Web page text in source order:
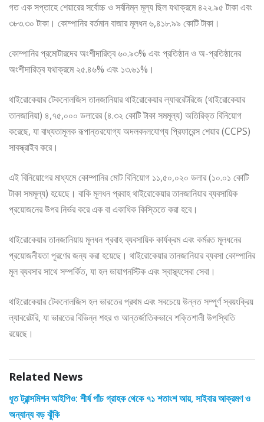
গত এক সপ্তাহে শেয়ারের সর্বোচ্চ ও সর্বনিম্ন মূল্য ছিল যথাক্রমে ৪২২.৯৫ টাকা এবং
৩৮৩.৩০ টাকা। কোম্পানির বর্তমান বাজার মূলধন ৬,৪১৮.৯৯ কোটি টাকা।
কোম্পানির প্রমোটারদের অংশীদারিত্ব ৬০.৯৩% এবং প্রতিষ্ঠান ও অ-প্রতিষ্ঠানের
অংশীদারিত্ব যথাক্রমে ২৫.৪৬% এবং ১৩.৬১%।
থাইরোকেয়ার টেকনোলজিস তানজানিয়ার থাইরোকেয়ার ল্যাবরেটরিজে (থাইরোকেয়ার
তানজানিয়া) ৪,৭৫,০০০ ডলারের (৪.৩২ কোটি টাকা সমমূল্য) অতিরিক্ত বিনিয়োগ
করেছে, যা বাধ্যতামূলক রূপান্তরযোগ্য অদলবদলযোগ্য প্রিফারেন্স শেয়ার (CCPS)
সাবস্ক্রাইব করে।
এই বিনিয়োগের মাধ্যমে কোম্পানির মোট বিনিয়োগ ১১,৫০,০২০ ডলার (১০.০১ কোটি
টাকা সমমূল্য) হয়েছে। বাকি মূলধন প্রবাহ থাইরোকেয়ার তানজানিয়ার ব্যবসায়িক
প্রয়োজনের উপর নির্ভর করে এক বা একাধিক কিস্তিতে করা হবে।
থাইরোকেয়ার তানজানিয়ায় মূলধন প্রবাহ ব্যবসায়িক কার্যক্রম এবং কর্মরত মূলধনের
প্রয়োজনীয়তা পূরণের জন্য করা হয়েছে। থাইরোকেয়ার তানজানিয়ার ব্যবসা কোম্পানির
মূল ব্যবসার সাথে সম্পর্কিত, যা হল ডায়াগনস্টিক এবং স্বাস্থ্যসেবা সেবা।
থাইরোকেয়ার টেকনোলজিস হল ভারতের প্রথম এবং সবচেয়ে উন্নত সম্পূর্ণ স্বয়ংক্রিয়
ল্যাবরেটরি, যা ভারতের বিভিন্ন শহর ও আন্তর্জাতিকভাবে শক্তিশালী উপস্থিতি
রয়েছে।
Related News
ধূত ট্রান্সমিশন আইপিও: শীর্ষ পাঁচ গ্রাহক থেকে ৭১ শতাংশ আয়, সাইবার আক্রমণ ও
অন্যান্য বড় ঝুঁকি